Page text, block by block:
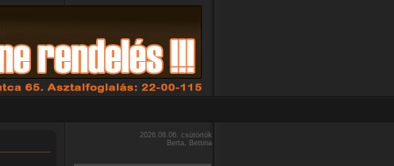
2026.08.06. csütörtök
Berta, Bettina